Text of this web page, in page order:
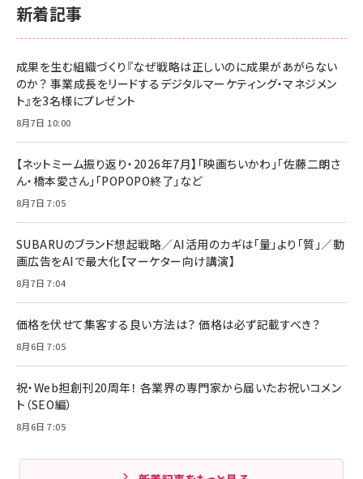
新着記事
成果を生む組織づくり『なぜ戦略は正しいのに成果があがらない
のか？ 事業成長をリードするデジタルマーケティング・マネジメン
ト』を3名様にプレゼント
8月7日 10:00
【ネットミーム振り返り・2026年7月】「映画ちいかわ」「佐藤二朗さ
ん・橋本愛さん」「POPOPO終了」など
8月7日 7:05
SUBARUのブランド想起戦略／AI活用のカギは「量」より「質」／動
画広告をAIで最大化【マーケター向け講演】
8月7日 7:04
価格を伏せて集客する良い方法は？ 価格は必ず記載すべき？
8月6日 7:05
祝・Web担創刊20周年！ 各業界の専門家から届いたお祝いコメン
ト（SEO編）
8月6日 7:05